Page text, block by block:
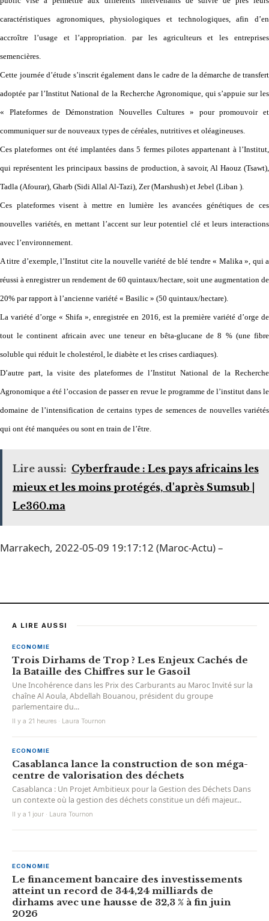
caractéristiques agronomiques, physiologiques et technologiques, afin d’en
accroître l’usage et l’appropriation. par les agriculteurs et les entreprises
semencières.
Cette journée d’étude s’inscrit également dans le cadre de la démarche de transfert
adoptée par l’Institut National de la Recherche Agronomique, qui s’appuie sur les
« Plateformes de Démonstration Nouvelles Cultures » pour promouvoir et
communiquer sur de nouveaux types de céréales, nutritives et oléagineuses.
Ces plateformes ont été implantées dans 5 fermes pilotes appartenant à l’Institut,
qui représentent les principaux bassins de production, à savoir, Al Haouz (Tsawt),
Tadla (Afourar), Gharb (Sidi Allal Al-Tazi), Zer (Marshush) et Jebel (Liban ).
Ces plateformes visent à mettre en lumière les avancées génétiques de ces
nouvelles variétés, en mettant l’accent sur leur potentiel clé et leurs interactions
avec l’environnement.
A titre d’exemple, l’Institut cite la nouvelle variété de blé tendre « Malika », qui a
réussi à enregistrer un rendement de 60 quintaux/hectare, soit une augmentation de
20% par rapport à l’ancienne variété « Basilic » (50 quintaux/hectare).
La variété d’orge « Shifa », enregistrée en 2016, est la première variété d’orge de
tout le continent africain avec une teneur en bêta-glucane de 8 % (une fibre
soluble qui réduit le cholestérol, le diabète et les crises cardiaques).
D’autre part, la visite des plateformes de l’Institut National de la Recherche
Agronomique a été l’occasion de passer en revue le programme de l’institut dans le
domaine de l’intensification de certains types de semences de nouvelles variétés
qui ont été manquées ou sont en train de l’être.
Lire aussi: Cyberfraude : Les pays africains les
mieux et les moins protégés, d'après Sumsub |
Le360.ma
Marrakech, 2022-05-09 19:17:12 (Maroc-Actu) –
A LIRE AUSSI
ECONOMIE
Trois Dirhams de Trop ? Les Enjeux Cachés de
la Bataille des Chiffres sur le Gasoil
Une Incohérence dans les Prix des Carburants au Maroc Invité sur la
chaîne Al Aoula, Abdellah Bouanou, président du groupe
parlementaire du...
Il y a 21 heures · Laura Tournon
ECONOMIE
Casablanca lance la construction de son méga-
centre de valorisation des déchets
Casablanca : Un Projet Ambitieux pour la Gestion des Déchets Dans
un contexte où la gestion des déchets constitue un défi majeur...
Il y a 1 jour · Laura Tournon
ECONOMIE
Le financement bancaire des investissements
atteint un record de 344,24 milliards de
dirhams avec une hausse de 32,3 % à fin juin
2026